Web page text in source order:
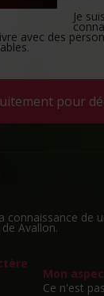
Je
avec des
pour
connaissance de
Avallon.
Mon
Ce n'est